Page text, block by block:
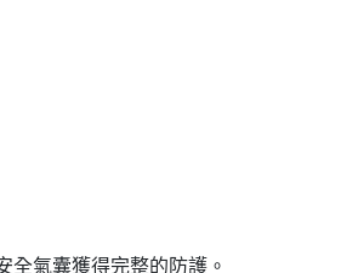
全氣囊獲得完整的防護。